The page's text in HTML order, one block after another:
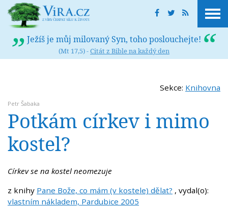
Ježíš je můj milovaný Syn, toho poslouchejte!
(Mt 17,5) -Citát z Bible na každý den
Sekce: Knihovna
Petr Šabaka
Potkám církev i mimo
kostel?
Církev se na kostel neomezuje
z knihy Pane Bože, co mám (v kostele) dělat? , vydal(o):
vlastním nákladem, Pardubice 2005